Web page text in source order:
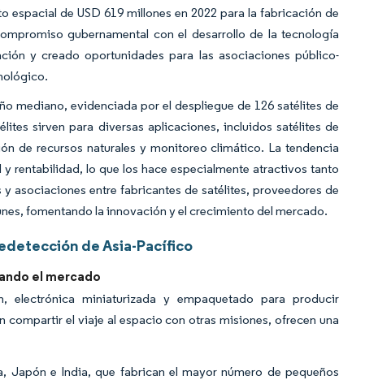
de USD 619 millones en 2022 para la fabricación de
gubernamental con el desarrollo de la tecnología
y creado oportunidades para las asociaciones público-
mediano, evidenciada por el despliegue de 126 satélites de
sirven para diversas aplicaciones, incluidos satélites de
de recursos naturales y monitoreo climático. La tendencia
rentabilidad, lo que los hace especialmente atractivos tanto
asociaciones entre fabricantes de satélites, proveedores de
fomentando la innovación y el crecimiento del mercado.
de Asia-Pacífico
el mercado
electrónica miniaturizada y empaquetado para producir
el viaje al espacio con otras misiones, ofrecen una
Japón e India, que fabrican el mayor número de pequeños